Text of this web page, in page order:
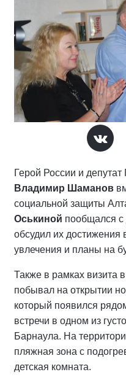
Герой России и
Владимир Шаманов
социальной защиты
Оськиной пообщался с
обсудил их достижения
увлечения и планы на
Также в рамках визита
побывал на открытии
который появился
встречи в одном из
Барнаула. На
пляжная зона с
детская комната.